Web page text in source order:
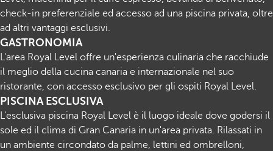
check-in preferenziale ed accesso ad una piscina privata, oltre
ad altri vantaggi esclusivi.
GASTRONOMIA
L'area Royal Level offre un'esperienza culinaria che racchiude
il meglio della cucina canaria e internazionale nel suo
ristorante, con accesso esclusivo per gli ospiti Royal Level.
PISCINA ESCLUSIVA
L'esclusiva piscina Royal Level è il luogo ideale dove godersi il
sole ed il clima di Gran Canaria in un'area privata. Rilassati in
un ambiente circondato da palme, lettini ed ombrelloni,